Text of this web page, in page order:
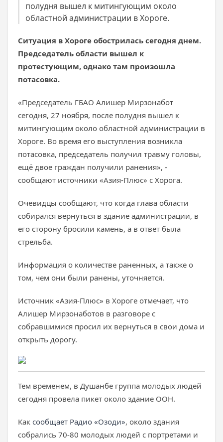
полудня вышел к митингующим около
областной администрации в Хороге.
Ситуация в Хороге обострилась сегодня днем.
Председатель области вышел к
протестующим, однако там произошла
потасовка.
«Председатель ГБАО Алишер Мирзонабот
сегодня, 27 ноября, после полудня вышел к
митингующим около областной администрации в
Хороге. Во время его выступления возникла
потасовка, председатель получил травму головы,
ещё двое граждан получили ранения», -
сообщают источники «Азия-Плюс» с Хорога.
Очевидцы сообщают, что когда глава области
собирался вернуться в здание администрации, в
его сторону бросили камень, а в ответ была
стрельба.
Информация о количестве раненных, а также о
том, чем они были ранены, уточняется.
Источник «Азия-Плюс» в Хороге отмечает, что
Алишер Мирзонаботов в разговоре с
собравшимися просил их вернуться в свои дома и
открыть дорогу.
Тем временем, в Душанбе группа молодых людей
сегодня провела пикет около здание ООН.
Как сообщает Радио «Озоди», около здания
собрались 70-80 молодых людей с портретами и